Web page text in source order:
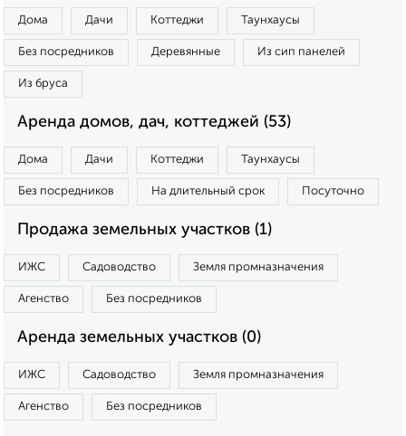
Дома Дачи Коттеджи Таунхаусы
Без посредников Деревянные Из сип панелей
Из бруса
Аренда домов, дач, коттеджей (53)
Дома Дачи Коттеджи Таунхаусы
Без посредников На длительный срок Посуточно
Продажа земельных участков (1)
ИЖС Садоводство Земля промназначения
Агенство Без посредников
Аренда земельных участков (0)
ИЖС Садоводство Земля промназначения
Агенство Без посредников